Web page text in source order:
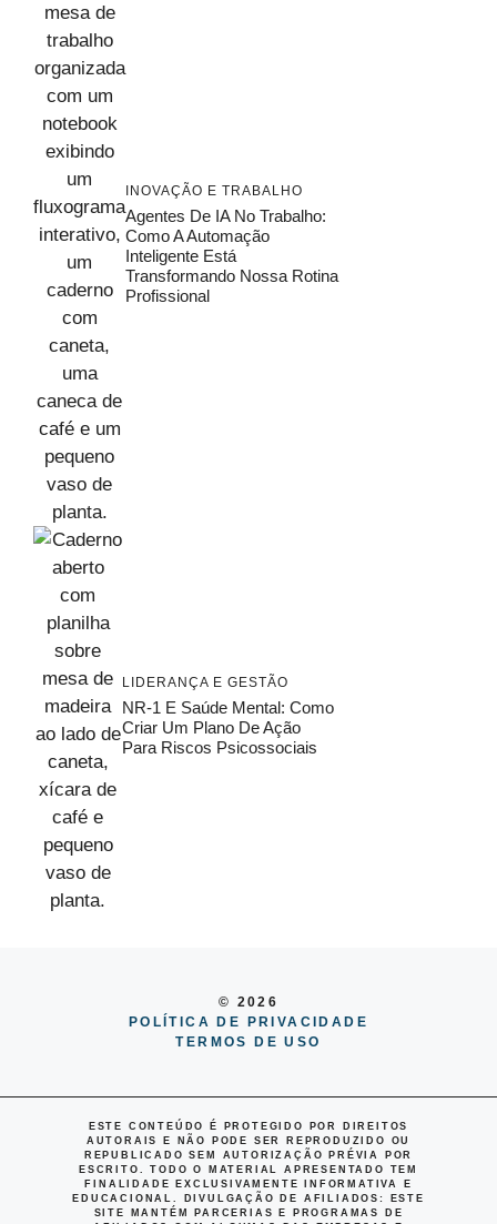
INOVAÇÃO E TRABALHO
Agentes De IA No Trabalho:
Como A Automação
Inteligente Está
Transformando Nossa Rotina
Profissional
LIDERANÇA E GESTÃO
NR-1 E Saúde Mental: Como
Criar Um Plano De Ação
Para Riscos Psicossociais
© 2026
POLÍTICA DE PRIVACIDADE
TERMOS DE USO
ESTE CONTEÚDO É PROTEGIDO POR DIREITOS
AUTORAIS E NÃO PODE SER REPRODUZIDO OU
REPUBLICADO SEM AUTORIZAÇÃO PRÉVIA POR
ESCRITO. TODO O MATERIAL APRESENTADO TEM
FINALIDADE EXCLUSIVAMENTE INFORMATIVA E
EDUCACIONAL.
DIVULGAÇÃO DE AFILIADOS : ESTE
SITE MANTÉM PARCERIAS E PROGRAMAS DE